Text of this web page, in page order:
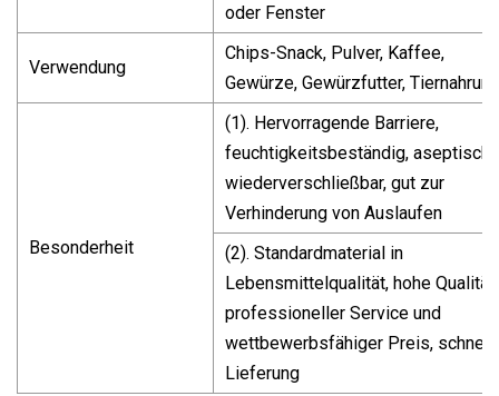
oder Fenster
Verwendung
Chips-Snack, Pulver, Kaffee,
Gewürze, Gewürzfutter, Tiernahrung
Besonderheit
(1). Hervorragende Barriere,
feuchtigkeitsbeständig, aseptisch,
wiederverschließbar, gut zur
Verhinderung von Auslaufen
(2). Standardmaterial in
Lebensmittelqualität, hohe Qualität,
professioneller Service und
wettbewerbsfähiger Preis,
Lieferung